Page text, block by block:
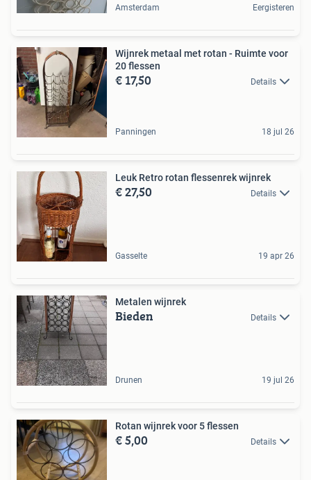
Amsterdam Eergisteren
Wijnrek metaal met rotan - Ruimte voor
20 flessen
€ 17,50 Details
Panningen 18 jul 26
Leuk Retro rotan flessenrek wijnrek
€ 27,50 Details
Gasselte 19 apr 26
Metalen wijnrek
Bieden Details
Drunen 19 jul 26
Rotan wijnrek voor 5 flessen
€ 5,00 Details